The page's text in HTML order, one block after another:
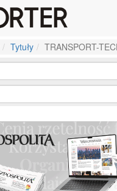
Tytuły TRANSPORT-